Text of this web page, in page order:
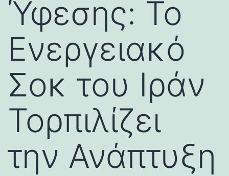
Ύφεσης: Το
Ενεργειακό
Σοκ του Ιράν
Τορπιλίζει
την Ανάπτυξη